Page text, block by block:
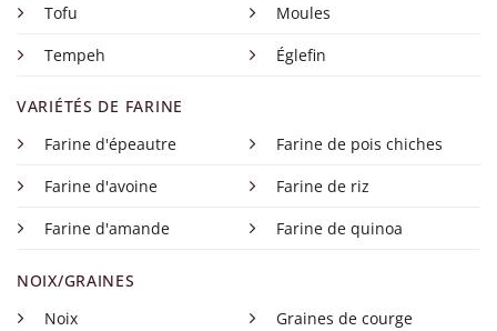
Tofu
Tempeh
Moules
Églefin
VARIÉTÉS DE FARINE
Farine d'épeautre
Farine d'avoine
Farine d'amande
Farine de pois chiches
Farine de riz
Farine de quinoa
NOIX/GRAINES
Noix
Graines de courge